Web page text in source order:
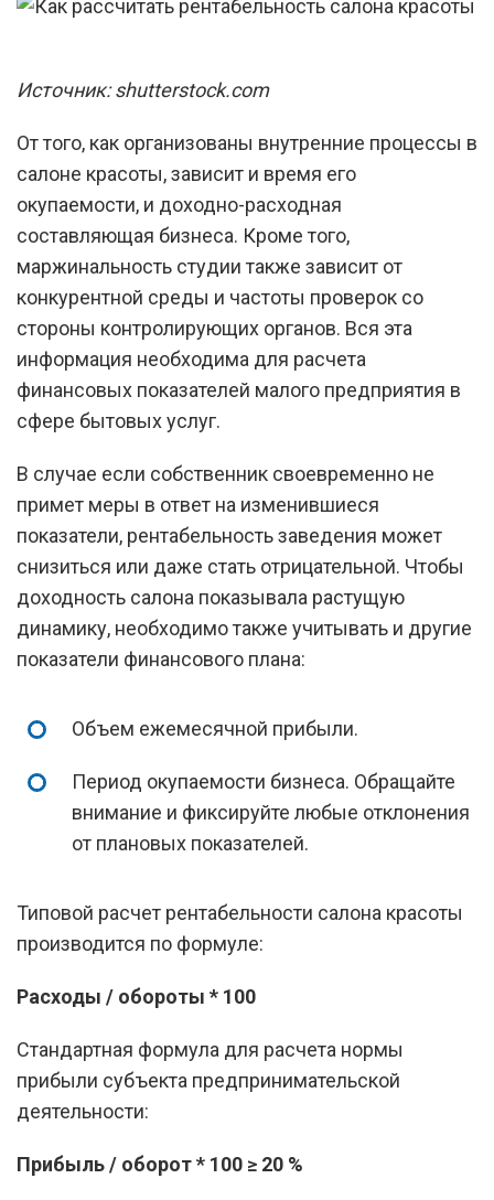
Источник: shutterstock.com
От того, как организованы внутренние процессы в
салоне красоты, зависит и время его
окупаемости, и доходно-расходная
составляющая бизнеса. Кроме того,
маржинальность студии также зависит от
конкурентной среды и частоты проверок со
стороны контролирующих органов. Вся эта
информация необходима для расчета
финансовых показателей малого предприятия в
сфере бытовых услуг.
В случае если собственник своевременно не
примет меры в ответ на изменившиеся
показатели, рентабельность заведения может
снизиться или даже стать отрицательной. Чтобы
доходность салона показывала растущую
динамику, необходимо также учитывать и другие
показатели финансового плана:
Объем ежемесячной прибыли.
Период окупаемости бизнеса. Обращайте
внимание и фиксируйте любые отклонения
от плановых показателей.
Типовой расчет рентабельности салона красоты
производится по формуле:
Расходы / обороты * 100
Стандартная формула для расчета нормы
прибыли субъекта предпринимательской
деятельности:
Прибыль / оборот * 100 ≥ 20 %